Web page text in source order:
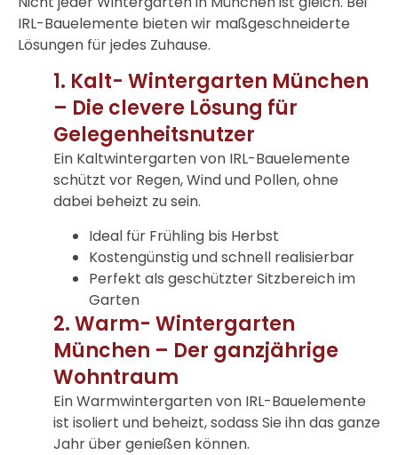
IRL-Bauelemente bieten wir maßgeschneiderte
Lösungen für jedes Zuhause.
1. Kalt- Wintergarten München
– Die clevere Lösung für
Gelegenheitsnutzer
Ein Kaltwintergarten von IRL-Bauelemente
schützt vor Regen, Wind und Pollen, ohne
dabei beheizt zu sein.
Ideal für Frühling bis Herbst
Kostengünstig und schnell realisierbar
Perfekt als geschützter Sitzbereich im
Garten
2. Warm- Wintergarten
München – Der ganzjährige
Wohntraum
Ein Warmwintergarten von IRL-Bauelemente
ist isoliert und beheizt, sodass Sie ihn das ganze
Jahr über genießen können.